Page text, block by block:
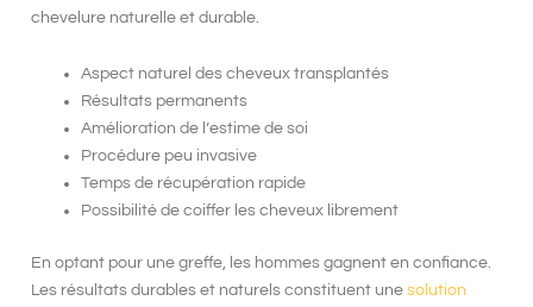
chevelure naturelle et durable.
Aspect naturel des cheveux transplantés
Résultats permanents
Amélioration de l’estime de soi
Procédure peu invasive
Temps de récupération rapide
Possibilité de coiffer les cheveux librement
En optant pour une greffe, les hommes gagnent en confiance.
Les résultats durables et naturels constituent une solution